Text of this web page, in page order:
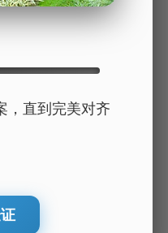
，直到完美对齐